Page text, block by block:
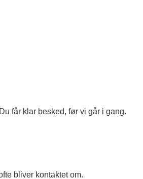
får klar besked, før vi går i gang.
bliver kontaktet om.